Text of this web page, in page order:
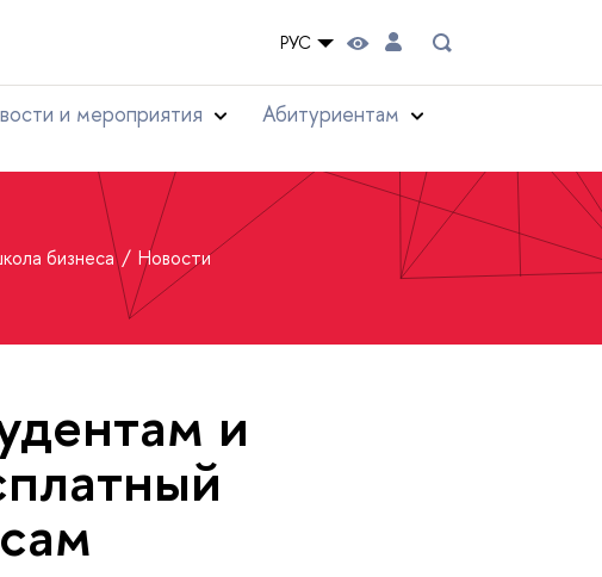
РУС
и мероприятия
Абитуриентам
бизнеса Новости
и